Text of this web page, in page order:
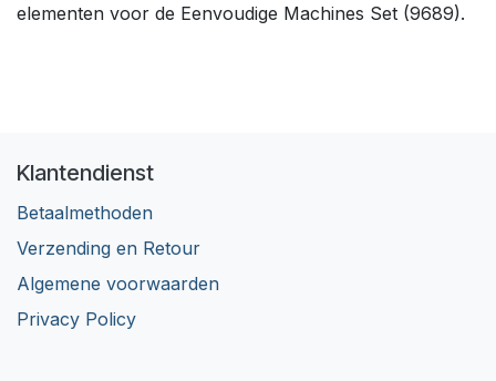
elementen voor de Eenvoudige Machines Set (9689).
Klantendienst
Betaalmethoden
Verzending en Retour
Algemene voorwaarden
Privacy Policy